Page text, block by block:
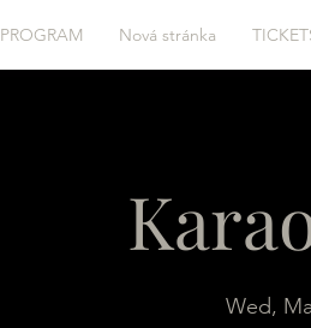
PROGRAM Nová stránka
Wed,